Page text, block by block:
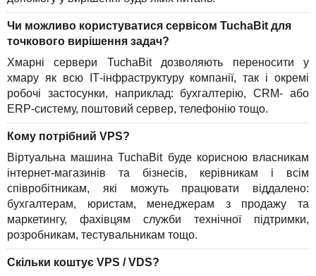
Чи можливо користуватися сервісом TuchaBit для
точкового вирішення задач?
Хмарні сервери TuchaBit дозволяють переносити у
хмару як всю ІТ-інфраструктуру компанії, так і окремі
робочі застосунки, наприклад: бухгалтерію, CRM- або
ERP-систему, поштовий сервер, телефонію тощо.
Кому потрібний VPS?
Віртуальна машина TuchaBit буде корисною власникам
інтернет-магазинів та бізнесів, керівникам і всім
співробітникам, які можуть працювати віддалено:
бухгалтерам, юристам, менеджерам з продажу та
маркетингу, фахівцям служби технічної підтримки,
розробникам, тестувальникам тощо.
Скільки коштує VPS / VDS?